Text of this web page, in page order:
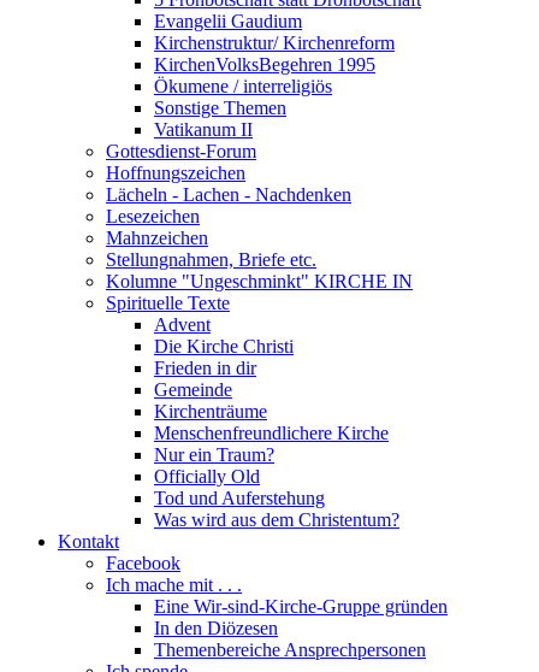
Evangelii Gaudium
Kirchenstruktur/ Kirchenreform
KirchenVolksBegehren 1995
Ökumene / interreligiös
Sonstige Themen
Vatikanum II
Gottesdienst-Forum
Hoffnungszeichen
Lächeln - Lachen - Nachdenken
Lesezeichen
Mahnzeichen
Stellungnahmen, Briefe etc.
Kolumne "Ungeschminkt" KIRCHE IN
Spirituelle Texte
Advent
Die Kirche Christi
Frieden in dir
Gemeinde
Kirchenträume
Menschenfreundlichere Kirche
Nur ein Traum?
Officially Old
Tod und Auferstehung
Was wird aus dem Christentum?
Kontakt
Facebook
Ich mache mit . . .
Eine Wir-sind-Kirche-Gruppe gründen
In den Diözesen
Themenbereiche Ansprechpersonen